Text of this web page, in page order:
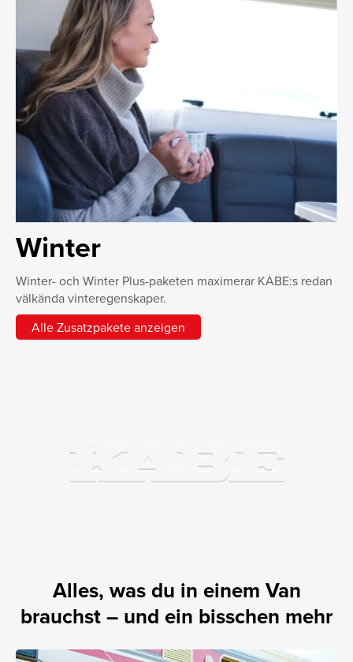
Winter
Winter- och Winter Plus-paketen maximerar KABE:s redan
välkända vinteregenskaper.
Alle Zusatzpakete anzeigen
Alles, was du in einem Van
brauchst – und ein bisschen mehr